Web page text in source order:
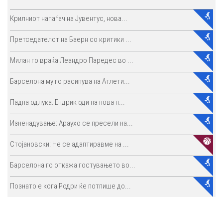
Крилниот напаѓач на Јувентус, нова...
Претседателот на Баерн со критики ...
Милан го враќа Леандро Паредес во ...
Барселона му го расипува на Атлети...
Падна одлука: Ендрик оди на нова п...
Изненадување: Араухо се пресели на...
Стојановски: Не се адаптиравме на ...
Барселона го откажа гостувањето во...
Познато е кога Родри ќе потпише до...